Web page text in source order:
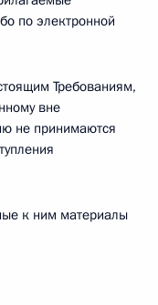
по электронной
Требованиям,
вне
не принимаются
к ним материалы